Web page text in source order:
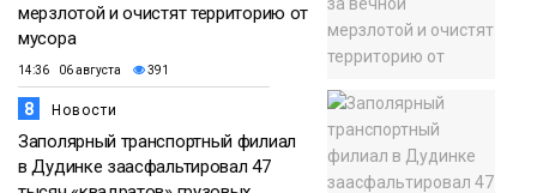
мерзлотой и очистят территорию от
мусора
14:36 06 августа 391
8 Новости
Заполярный транспортный филиал
в Дудинке заасфальтировал 47